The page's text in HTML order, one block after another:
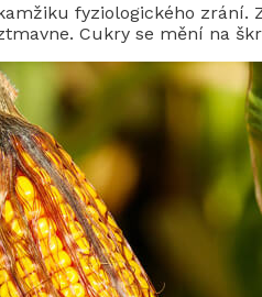
fyziologického zrání.
Cukry se mění na